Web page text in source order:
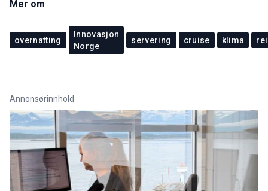
Mer om
overnatting
Innovasjon
Norge
servering cruise klima
Annonsørinnhold